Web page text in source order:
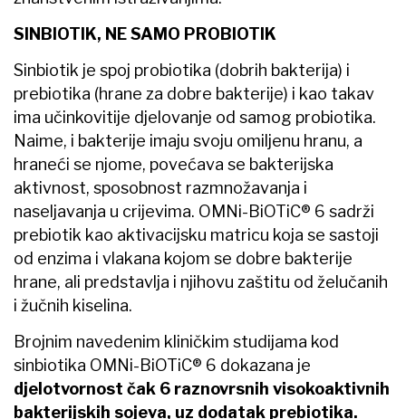
SINBIOTIK, NE SAMO PROBIOTIK
Sinbiotik je spoj probiotika (dobrih bakterija) i
prebiotika (hrane za dobre bakterije) i kao takav
ima učinkovitije djelovanje od samog probiotika.
Naime, i bakterije imaju svoju omiljenu hranu, a
hraneći se njome, povećava se bakterijska
aktivnost, sposobnost razmnožavanja i
naseljavanja u crijevima. OMNi-BiOTiC® 6 sadrži
prebiotik kao aktivacijsku matricu koja se sastoji
od enzima i vlakana kojom se dobre bakterije
hrane, ali predstavlja i njihovu zaštitu od želučanih
i žučnih kiselina.
Brojnim navedenim kliničkim studijama kod
sinbiotika OMNi-BiOTiC® 6 dokazana je
djelotvornost čak 6 raznovrsnih visokoaktivnih
bakterijskih sojeva, uz dodatak prebiotika.